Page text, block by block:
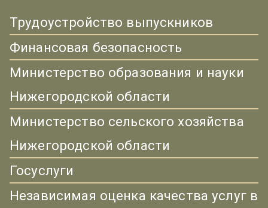
Трудоустройство выпускников
Финансовая безопасность
Министерство образования и науки
Нижегородской области
Министерство сельского хозяйства
Нижегородской области
Госуслуги
Независимая оценка качества услуг в